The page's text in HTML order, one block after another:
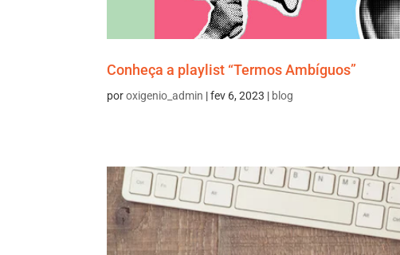
Conheça a playlist “Termos Ambíguos”
poroxigenio_admin |fev 6, 2023 | blog